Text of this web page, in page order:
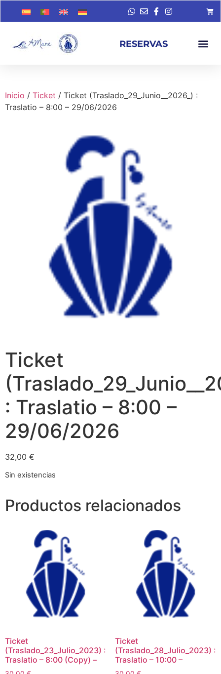
RESERVAS
Inicio / Ticket / Ticket (Traslado_29_Junio__2026_) :
Traslatio – 8:00 – 29/06/2026
Ticket
: Traslatio – 8:00 –
29/06/2026
32,00 €
Sin existencias
Productos relacionados
Ticket
(Traslado_23_Julio_2023) :
Traslatio – 8:00 (Copy) –
Ticket
(Traslado_28_Julio_2023) :
Traslatio – 10:00 –